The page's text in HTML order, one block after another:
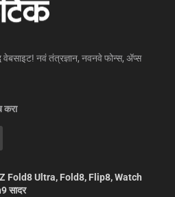
वेबसाइट! नवं तंत्रज्ञान, नवनवे फोन्स, ॲप्स
करा
Fold8 Ultra, Fold8, Flip8, Watch
सादर